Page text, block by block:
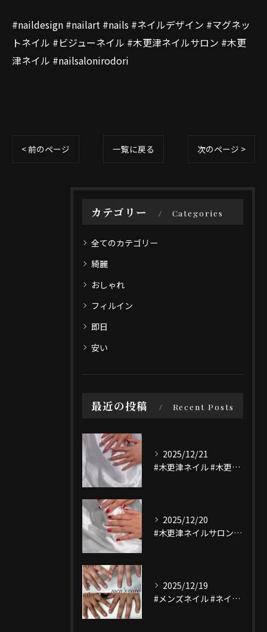
#naildesign #nailart #nails #ネイルデザイン #マグネッ
トネイル #ビジューネイル #木更津ネイルサロン #木更
津ネイル #nailsalonirodori
< 前のページ 一覧に戻る 次のページ >
カテゴリー Categories
全てのカテゴリー
綺麗
おしゃれ
フィルイン
即日
安い
最近の投稿 Recent Posts
2025/12/21
#木更津ネイル #木更津ネイルサロン #マグネットネイル #...
2025/12/20
#木更津ネイルサロン #木更津ネイル #nailsaloni...
2025/12/19
#メンズネイル #ネイルテザイン #木更津ネイル#木更津ネイ...